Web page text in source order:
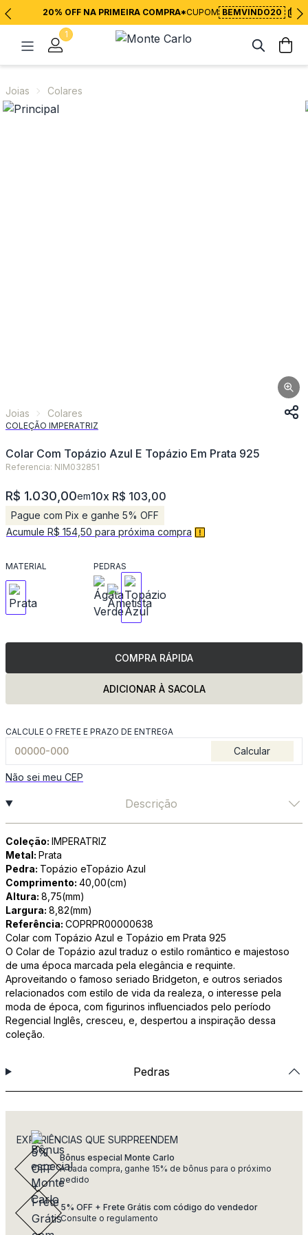
20% OFF NA PRIMEIRA COMPRA*CUPOM BEMVINDO20
1
Joias Colares
Joias Colares
COLEÇÃO IMPERATRIZ
Colar Com Topázio Azul E Topázio Em Prata 925
Referencia: NIM032851
R$ 1.030,00em10x R$ 103,00
Pague com Pix e ganhe 5% OFF
Acumule R$ 154,50 para próxima compra
MATERIAL PEDRAS
COMPRA RÁPIDA
ADICIONAR À SACOLA
CALCULE O FRETE E PRAZO DE ENTREGA
Calcular
Não sei meu CEP
Descrição
Coleção: IMPERATRIZ
Metal: Prata
Pedra: Topázio eTopázio Azul
Comprimento: 40,00(cm)
Altura: 8,75(mm)
Largura: 8,82(mm)
Referência: COPRPR00000638
Colar com Topázio Azul e Topázio em Prata 925
O Colar de Topázio azul traduz o estilo romântico e majestoso
de uma época marcada pela elegância e requinte.
Aproveitando o famoso seriado Bridgeton, e outros seriados
relacionados com estilo de vida da realeza, o interesse pela
moda de época, com figurinos influenciados pelo período
Regencial Inglês, cresceu, e, despertou a inspiração dessa
coleção.
Pedras
EXPERIÊNCIAS QUE SURPREENDEM
Bônus especial Monte Carlo
A cada compra, ganhe 15% de bônus para o próximo
pedido
5% OFF + Frete Grátis com código do vendedor
Consulte o regulamento